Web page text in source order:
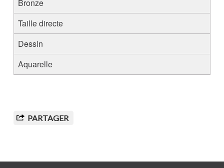
Bronze
Taille directe
Dessin
Aquarelle
PARTAGER